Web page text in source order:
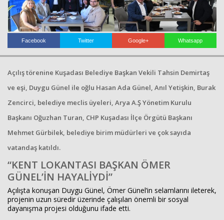
Facebook Twitter Google+ Whatsapp
Açılış törenine Kuşadası Belediye Başkan Vekili Tahsin Demirtaş
ve eşi, Duygu Günel ile oğlu Hasan Ada Günel, Anıl Yetişkin, Burak
Zencirci, belediye meclis üyeleri, Arya A.Ş Yönetim Kurulu
Başkanı Oğuzhan Turan, CHP Kuşadası İlçe Örgütü Başkanı
Mehmet Gürbilek, belediye birim müdürleri ve çok sayıda
vatandaş katıldı.
“KENT LOKANTASI BAŞKAN ÖMER
GÜNEL’İN HAYALİYDİ”
Açılışta konuşan Duygu Günel, Ömer Günel’in selamlarını ileterek,
projenin uzun süredir üzerinde çalışılan önemli bir sosyal
dayanışma projesi olduğunu ifade etti.
Haberin Doğru Adresi.